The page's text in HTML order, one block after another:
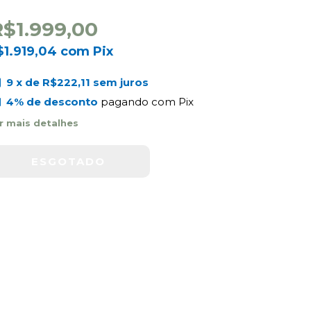
com Pix
9 x de R$222,11 sem juros
4% de desconto pagando com Pix
mais detalhes